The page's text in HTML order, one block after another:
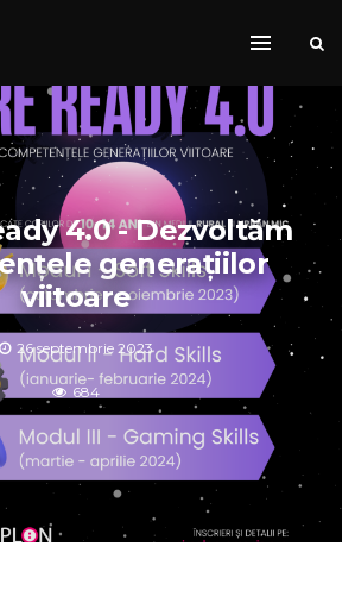
4.0 - Dezvoltăm
generațiilor
viitoare
26 septembrie 2023
684